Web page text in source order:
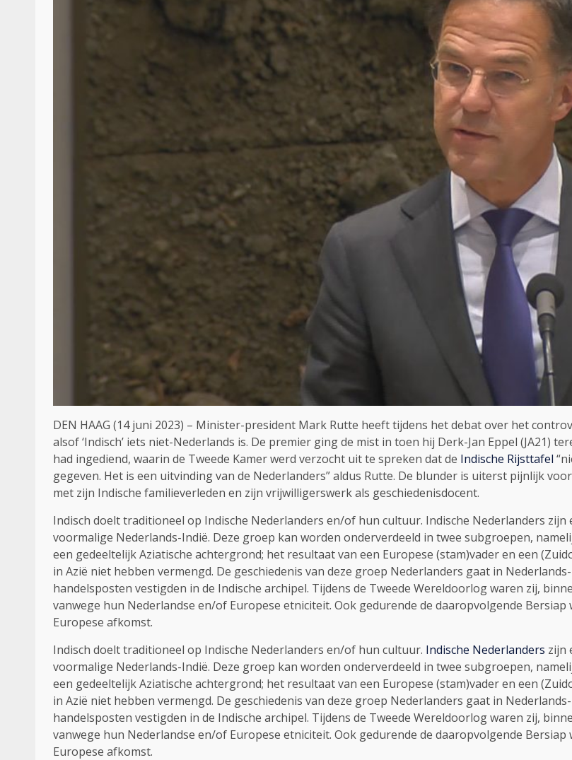
DEN HAAG (14 juni 2023) – Minister-president Mark Rutte heeft tijdens het debat over het
alsof ‘Indisch’ iets niet-Nederlands is. De premier ging de mist in toen hij Derk-Jan Eppel (JA21)
had ingediend, waarin de Tweede Kamer werd verzocht uit te spreken dat de Indische Rijsttafel
gegeven. Het is een uitvinding van de Nederlanders” aldus Rutte. De blunder is uiterst pijnlijk
met zijn Indische familieverleden en zijn vrijwilligerswerk als geschiedenisdocent.
Indisch doelt traditioneel op Indische Nederlanders en/of hun cultuur. Indische Nederlanders
voormalige Nederlands-Indië. Deze groep kan worden onderverdeeld in twee subgroepen,
een gedeeltelijk Aziatische achtergrond; het resultaat van een Europese (stam)vader en een
in Azië niet hebben vermengd. De geschiedenis van deze groep Nederlanders gaat in
handelsposten vestigden in de Indische archipel. Tijdens de Tweede Wereldoorlog waren zij,
vanwege hun Nederlandse en/of Europese etniciteit. Ook gedurende de daaropvolgende
Europese afkomst.
Indisch doelt traditioneel op Indische Nederlanders en/of hun cultuur. Indische Nederlanders zijn
voormalige Nederlands-Indië. Deze groep kan worden onderverdeeld in twee subgroepen,
een gedeeltelijk Aziatische achtergrond; het resultaat van een Europese (stam)vader en een
in Azië niet hebben vermengd. De geschiedenis van deze groep Nederlanders gaat in
handelsposten vestigden in de Indische archipel. Tijdens de Tweede Wereldoorlog waren zij,
vanwege hun Nederlandse en/of Europese etniciteit. Ook gedurende de daaropvolgende
Europese afkomst.